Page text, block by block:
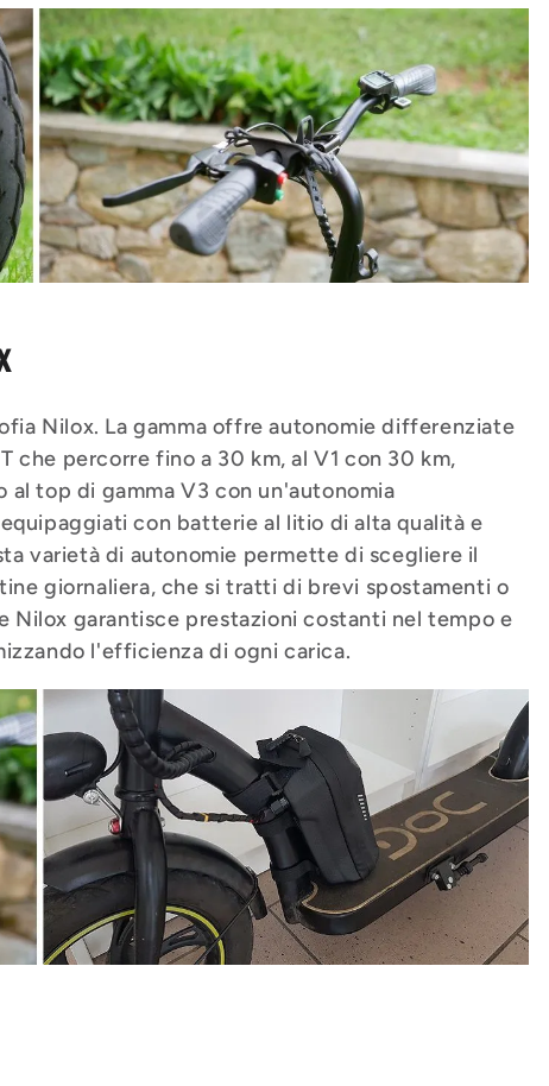
Nilox. La gamma offre autonomie differenziate
percorre fino a 30 km, al V1 con 30 km,
top di gamma V3 con un'autonomia
con batterie al litio di alta qualità e
varietà di autonomie permette di scegliere il
giornaliera, che si tratti di brevi spostamenti o
garantisce prestazioni costanti nel tempo e
l'efficienza di ogni carica.